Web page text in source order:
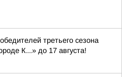
третьего сезона
К...» до 17 августа!